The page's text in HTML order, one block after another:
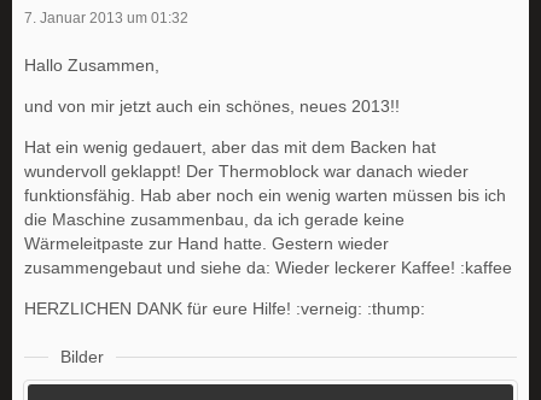
7. Januar 2013 um 01:32
Hallo Zusammen,
und von mir jetzt auch ein schönes, neues 2013!!
Hat ein wenig gedauert, aber das mit dem Backen hat
wundervoll geklappt! Der Thermoblock war danach wieder
funktionsfähig. Hab aber noch ein wenig warten müssen bis ich
die Maschine zusammenbau, da ich gerade keine
Wärmeleitpaste zur Hand hatte. Gestern wieder
zusammengebaut und siehe da: Wieder leckerer Kaffee! :kaffee
HERZLICHEN DANK für eure Hilfe! :verneig: :thump:
Bilder